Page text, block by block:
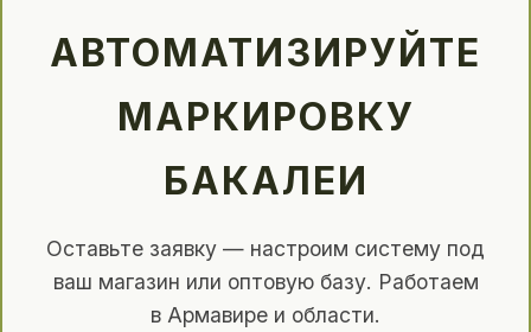
АВТОМАТИЗИРУЙТЕ
МАРКИРОВКУ
БАКАЛЕИ
Оставьте заявку — настроим систему под
ваш магазин или оптовую базу. Работаем
в Армавире и области.